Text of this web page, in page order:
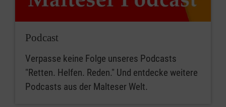
Podcast
Verpasse keine Folge unseres Podcasts
"Retten. Helfen. Reden." Und entdecke weitere
Podcasts aus der Malteser Welt.